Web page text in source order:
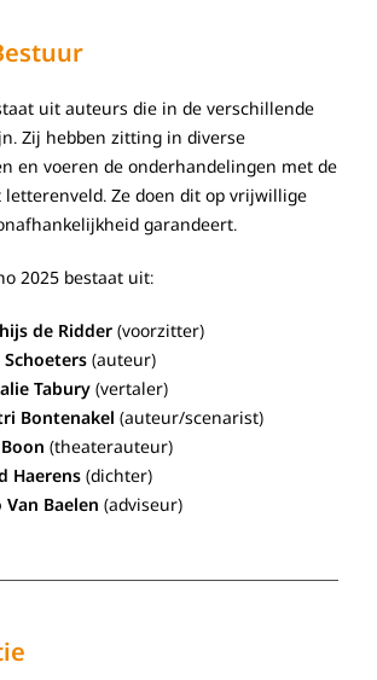
uit auteurs die in de verschillende
Zij hebben zitting in diverse
en voeren de onderhandelingen met de
Ze doen dit op vrijwillige
garandeert.
2025 bestaat uit:
de Ridder (voorzitter)
Schoeters (auteur)
Tabury (vertaler)
Bontenakel (auteur/scenarist)
(theaterauteur)
Haerens (dichter)
Van Baelen (adviseur)